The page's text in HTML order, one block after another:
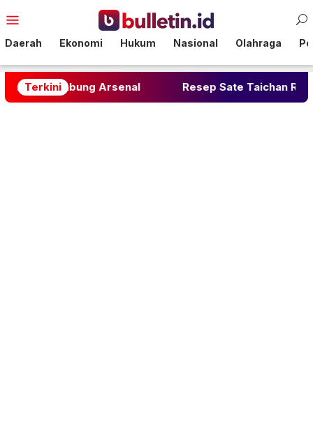
ke
Mobile
Daerah Ekonomi Hukum Nasional Olahraga
Terkini
Arsenal Resep Sate Taichan Rumahan: